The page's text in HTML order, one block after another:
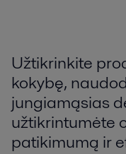
Užtikrinkite
kokybę,
jungiamąsias
užtikrintumėte
patikimumą ir